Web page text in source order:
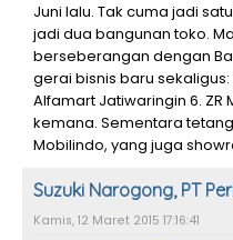
Juni lalu. Tak cuma jadi
jadi dua bangunan toko.
berseberangan dengan
gerai bisnis baru
Alfamart Jatiwaringin 6.
kemana. Sementara
Mobilindo, yang juga
Suzuki Narogong, PT
Kamis, 12 Maret 2015 17:16:41